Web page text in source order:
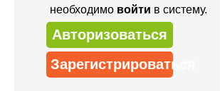
необходимо войти в систему.
Авторизоваться
Зарегистрироваться